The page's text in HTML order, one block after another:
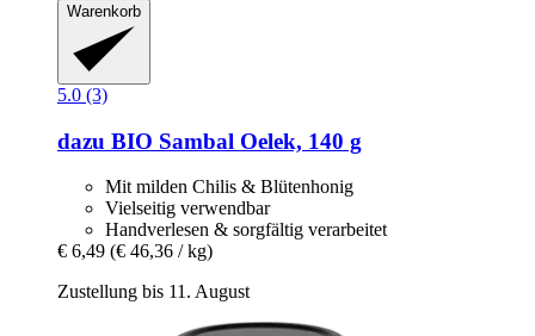
Warenkorb
5.0 (3)
dazu BIO Sambal Oelek, 140 g
Mit milden Chilis & Blütenhonig
Vielseitig verwendbar
Handverlesen & sorgfältig verarbeitet
€ 6,49 (€ 46,36 / kg)
Zustellung bis 11. August